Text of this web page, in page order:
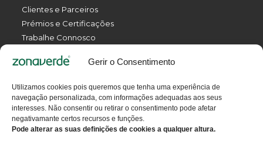
Gerir o Consentimento
Utilizamos cookies pois queremos que tenha uma experiência de
navegação personalizada, com informações adequadas aos seus
interesses. Não consentir ou retirar o consentimento pode afetar
negativamante certos recursos e funções.
Pode alterar as suas definições de cookies a qualquer altura.
Clientes e Parceiros
Prémios e Certificações
Trabalhe Connosco
Política da Qualidade
Termos e Condições
Contactos